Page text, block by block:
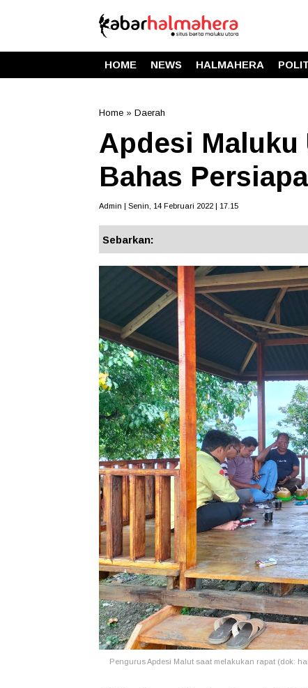
HOME NEWS HALMAHERA
Home » Daerah
Apdesi Maluku
Bahas
Admin | Senin, 14 Februari 2022 | 17.15
Sebarkan:
Pengurus Apdesi Malut saat melakukan rapat (dok: